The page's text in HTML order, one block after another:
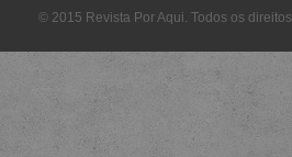
© 2015 Revista Por Aqui. Todos os